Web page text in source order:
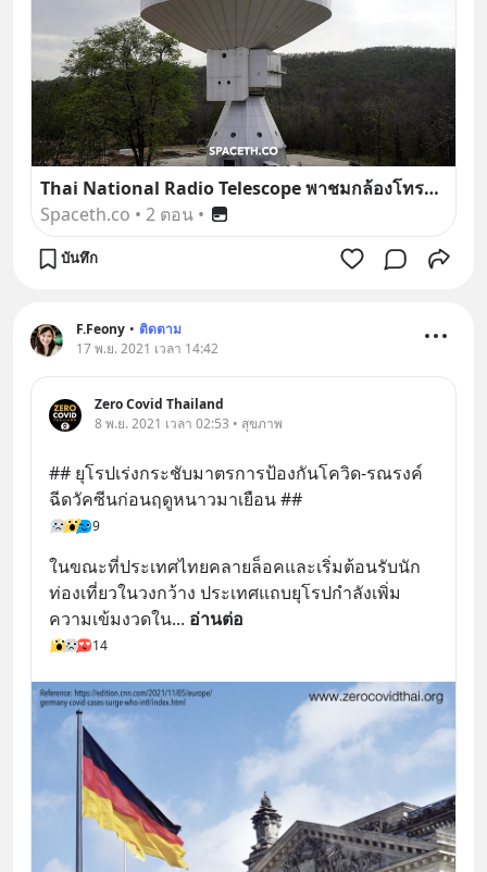
Thai National Radio Telescope พาชมกล้องโทรทรรศน์วิทยุของคนไทย 40 เมตร เจาะลึกการทำงาน
Spaceth.co • 2 ตอน •
บันทึก
F.Feony • ติดตาม
17 พ.ย. 2021 เวลา 14:42
Zero Covid Thailand
8 พ.ย. 2021 เวลา 02:53 • สุขภาพ
## ยุโรปเร่งกระชับมาตรการป้องกันโควิด-รณรงค์
ฉีดวัคซีนก่อนฤดูหนาวมาเยือน ##
9
ในขณะที่ประเทศไทยคลายล็อคและเริ่มต้อนรับนัก
ท่องเที่ยวในวงกว้าง ประเทศแถบยุโรปกำลังเพิ่ม
ความเข้มงวดใน... อ่านต่อ
14